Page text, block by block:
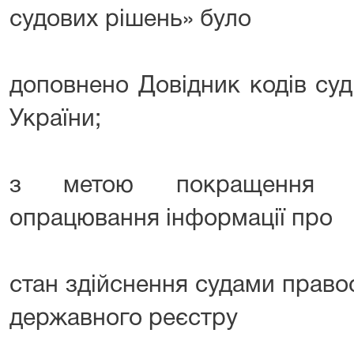
судових рішень» було
доповнено Довідник кодів
України;
з метою покращення
опрацювання інформації про
стан здійснення судами
державного реєстру